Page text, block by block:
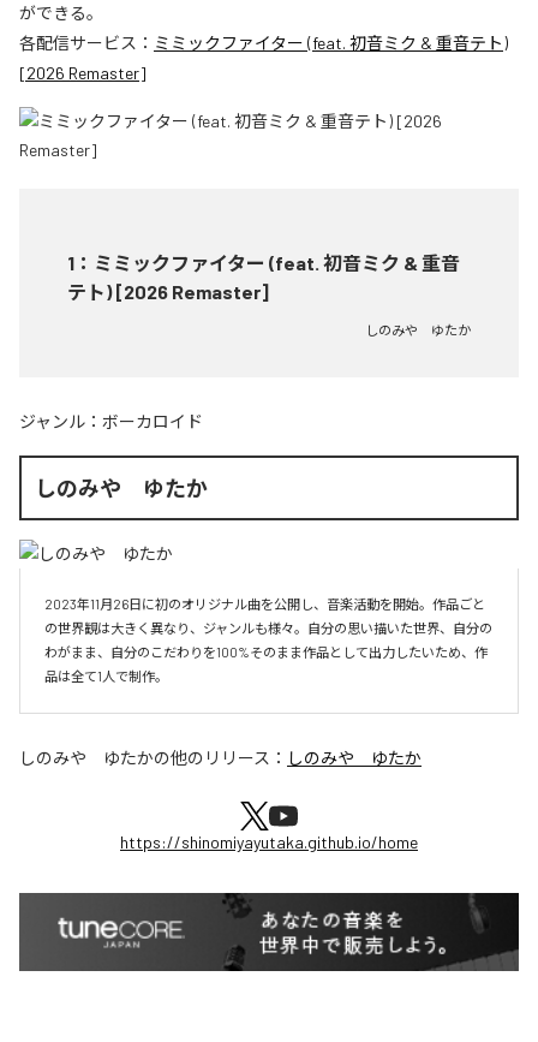
ができる。
各配信サービス： ミミックファイター (feat. 初音ミク & 重音テト)
[2026 Remaster]
1 ： ミミックファイター (feat. 初音ミク & 重音
テト) [2026 Remaster]
しのみや ゆたか
ジャンル： ボーカロイド
しのみや ゆたか
2023年11月26日に初のオリジナル曲を公開し、音楽活動を開始。作品ごと
の世界観は大きく異なり、ジャンルも様々。自分の思い描いた世界、自分の
わがまま、自分のこだわりを100%そのまま作品として出力したいため、作
品は全て1人で制作。
しのみや ゆたかの他のリリース： しのみや ゆたか
https://shinomiyayutaka.github.io/home